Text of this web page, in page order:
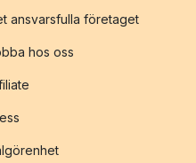
ansvarsfulla företaget
hos oss